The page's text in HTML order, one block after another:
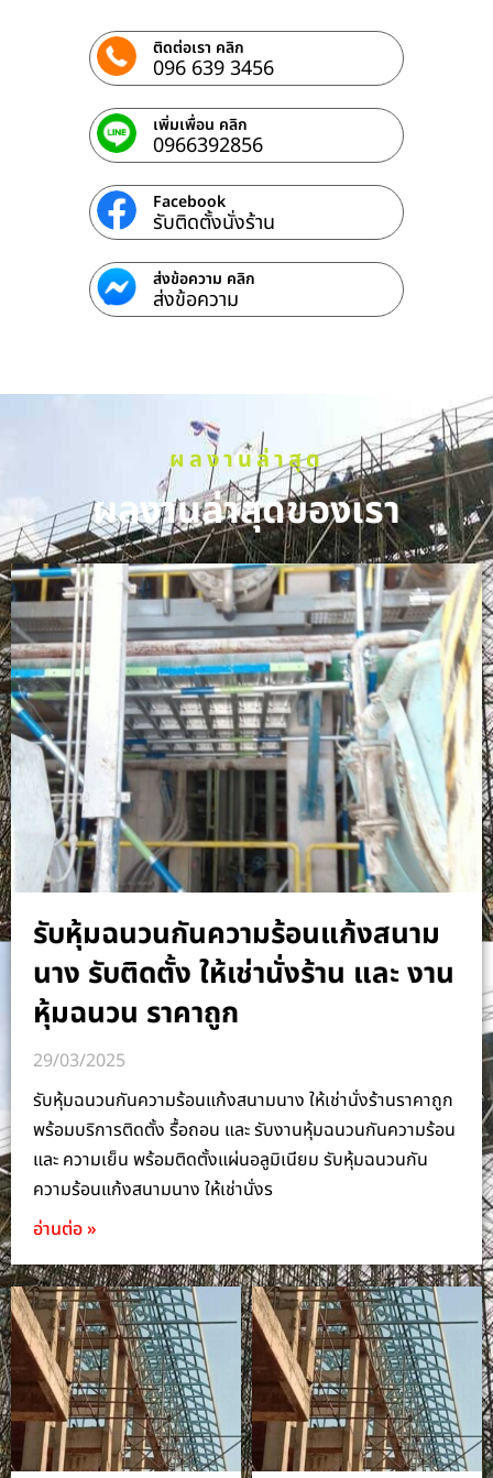
ติดต่อเรา คลิก
096 639 3456
เพิ่มเพื่อน คลิก
0966392856
Facebook
รับติดตั้งนั่งร้าน
ส่งข้อความ คลิก
ส่งข้อความ
ผลงานล่าสุด
ผลงานล่าสุดของเรา
รับหุ้มฉนวนกันความร้อนแก้งสนาม
นาง รับติดตั้ง ให้เช่านั่งร้าน และ งาน
หุ้มฉนวน ราคาถูก
29/03/2025
รับหุ้มฉนวนกันความร้อนแก้งสนามนาง ให้เช่านั่งร้านราคาถูก
พร้อมบริการติดตั้ง รื้อถอน และ รับงานหุ้มฉนวนกันความร้อน
และ ความเย็น พร้อมติดตั้งแผ่นอลูมิเนียม รับหุ้มฉนวนกัน
ความร้อนแก้งสนามนาง ให้เช่านั่งร
อ่านต่อ »